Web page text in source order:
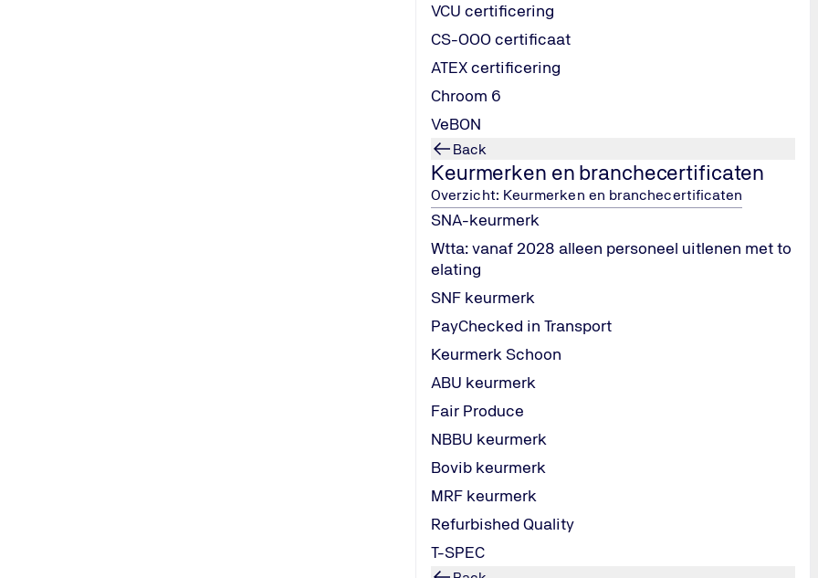
VCU certificering
CS-OOO certificaat
ATEX certificering
Chroom 6
VeBON
Back
Keurmerken en branchecertificaten
Overzicht: Keurmerken en branchecertificaten
SNA-keurmerk
Wtta: vanaf 2028 alleen personeel uitlenen met to
elating
SNF keurmerk
PayChecked in Transport
Keurmerk Schoon
ABU keurmerk
Fair Produce
NBBU keurmerk
Bovib keurmerk
MRF keurmerk
Refurbished Quality
T-SPEC
Beter inzicht in informatiebeveiligingsrisico’s en concrete mogelijkheden om processen verder te professionaliseren.
: Audits uitgevoerd volgens internationale standaarden (IFAC).
: Diepgaande expertise in informatiebeveiliging en IT-processen.
: Zekerheid voor klanten, auditors en toezichthouders wereldwijd.
Antwoorden op veelgestelde vragen
Wat is ISAE 3000 / SOC 2?
Wat is het verschil tussen ISAE 3000 en SOC 2?
Organization Control 2
Waarom is een ISAE 3000-rapport belangrijk?